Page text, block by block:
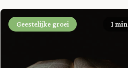
Geestelijke groei 1 min